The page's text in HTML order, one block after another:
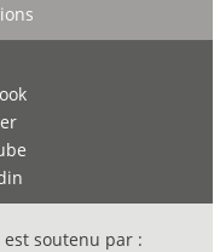
soutenu par :